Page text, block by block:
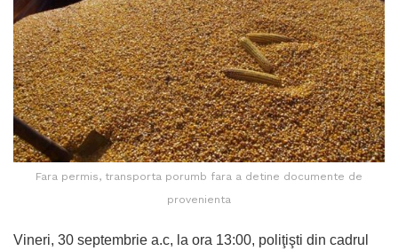
Fara permis, transporta porumb fara a detine documente de
provenienta
Vineri, 30 septembrie a.c, la ora 13:00, poliţişti din cadrul